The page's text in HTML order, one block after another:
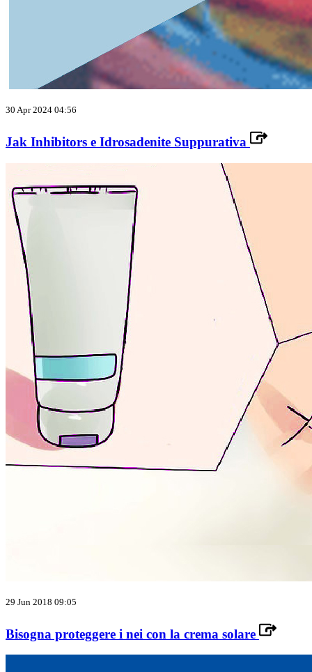
30 Apr 2024 04:56
Jak Inhibitors e Idrosadenite Suppurativa
29 Jun 2018 09:05
Bisogna proteggere i nei con la crema solare